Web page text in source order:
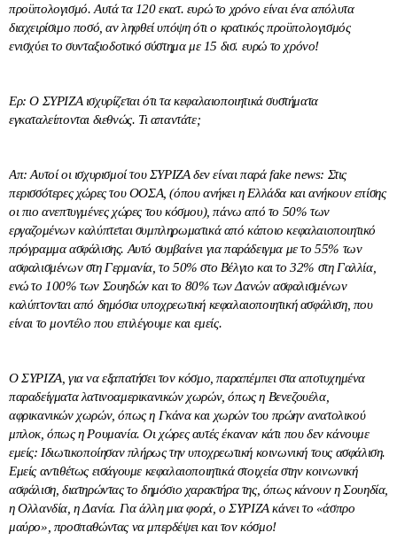
προϋπολογισμό. Αυτά τα 120 εκατ. ευρώ το χρόνο είναι ένα απόλυτα
διαχειρίσιμο ποσό, αν ληφθεί υπόψη ότι ο κρατικός προϋπολογισμός
ενισχύει το συνταξιοδοτικό σύστημα με 15 δισ. ευρώ το χρόνο!
Ερ: Ο ΣΥΡΙΖΑ ισχυρίζεται ότι τα κεφαλαιοποιητικά συστήματα
εγκαταλείπονται διεθνώς. Τι απαντάτε;
Απ: Αυτοί οι ισχυρισμοί του ΣΥΡΙΖΑ δεν είναι παρά fake news: Στις
περισσότερες χώρες του ΟΟΣΑ, (όπου ανήκει η Ελλάδα και ανήκουν επίσης
οι πιο ανεπτυγμένες χώρες του κόσμου), πάνω από το 50% των
εργαζομένων καλύπτεται συμπληρωματικά από κάποιο κεφαλαιοποιητικό
πρόγραμμα ασφάλισης. Αυτό συμβαίνει για παράδειγμα με το 55% των
ασφαλισμένων στη Γερμανία, το 50% στο Βέλγιο και το 32% στη Γαλλία,
ενώ το 100% των Σουηδών και το 80% των Δανών ασφαλισμένων
καλύπτονται από δημόσια υποχρεωτική κεφαλαιοποιητική ασφάλιση, που
είναι το μοντέλο που επιλέγουμε και εμείς.
Ο ΣΥΡΙΖΑ, για να εξαπατήσει τον κόσμο, παραπέμπει στα αποτυχημένα
παραδείγματα λατινοαμερικανικών χωρών, όπως η Βενεζουέλα,
αφρικανικών χωρών, όπως η Γκάνα και χωρών του πρώην ανατολικού
μπλοκ, όπως η Ρουμανία. Οι χώρες αυτές έκαναν κάτι που δεν κάνουμε
εμείς: Ιδιωτικοποίησαν πλήρως την υποχρεωτική κοινωνική τους ασφάλιση.
Εμείς αντιθέτως εισάγουμε κεφαλαιοποιητικά στοιχεία στην κοινωνική
ασφάλιση, διατηρώντας το δημόσιο χαρακτήρα της, όπως κάνουν η Σουηδία,
η Ολλανδία, η Δανία. Για άλλη μια φορά, ο ΣΥΡΙΖΑ κάνει το «άσπρο
μαύρο», προσπαθώντας να μπερδέψει και τον κόσμο!